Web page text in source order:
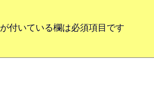
が付いている欄は必須項目です